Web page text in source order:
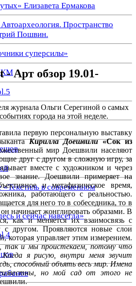
Елизавета Ермакова
Пространство
Пошвин.
суперсилы»
в современном
и сейчас навсегда»
- Арт обзор 19.01-
журнала Ольги Серегиной о самых
города на этой неделе.
первую персональную выставку
Кирилла Доешвили «Сок из
мир Доешвили населяют
друг с другом в сложную игру, за
вместе с художником и через
знание. Доешвили примеряет на
и метафизическое время,
работающего с реальностью.
для него то в собеседника, то в
начинает жонглировать образами. В
как и меняется их взаимосвязь с
с другом. Проявляются новые слои
которая управляет этим измерением.
так и мы проистекаем, потому что
Когда я рисую, внутри меня звучит
способный объять весь мир. Имена
но мой сад от этого не